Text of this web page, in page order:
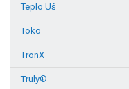
Teplo Uš
Toko
TronX
Truly®